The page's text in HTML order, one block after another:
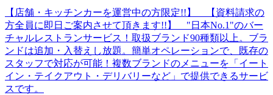
【店舗・キッチンカーを運営中の方限定!!】 【資料請求の
方全員に即日ご案内させて頂きます!!】 "日本No.1"のバー
チャルレストランサービス！取扱ブランド90種類以上。ブラ
ンドは追加・入替えし放題。簡単オペレーションで、既存の
スタッフで対応が可能！複数ブランドのメニューを「イート
イン・テイクアウト・デリバリーなど」で提供できるサービ
スです。